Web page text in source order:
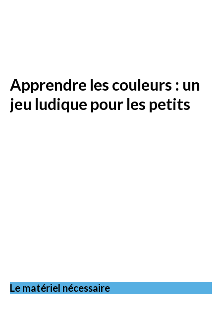
Apprendre les couleurs : un
jeu ludique pour les petits
Le matériel nécessaire